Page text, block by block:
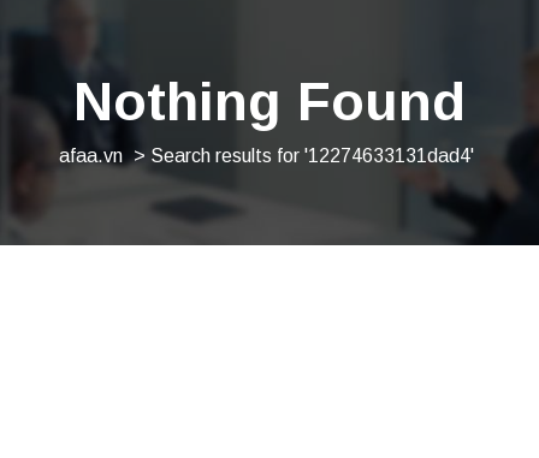
Nothing Found
afaa.vn > Search results for '12274633131dad4'